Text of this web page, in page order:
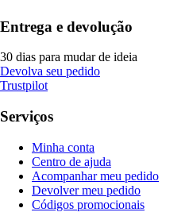
Entrega e devolução
30 dias para mudar de ideia
Devolva seu pedido
Trustpilot
Serviços
Minha conta
Centro de ajuda
Acompanhar meu pedido
Devolver meu pedido
Códigos promocionais